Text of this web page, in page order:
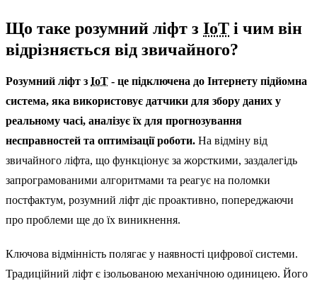
Що таке розумний ліфт з IoT і чим він
відрізняється від звичайного?
Розумний ліфт з IoT - це підключена до Інтернету підйомна
система, яка використовує датчики для збору даних у
реальному часі, аналізує їх для прогнозування
несправностей та оптимізації роботи. На відміну від
звичайного ліфта, що функціонує за жорсткими, заздалегідь
запрограмованими алгоритмами та реагує на поломки
постфактум, розумний ліфт діє проактивно, попереджаючи
про проблеми ще до їх виникнення.
Ключова відмінність полягає у наявності цифрової системи.
Традиційний ліфт є ізольованою механічною одиницею. Його